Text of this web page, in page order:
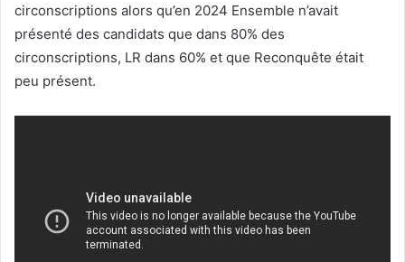
circonscriptions alors qu’en 2024 Ensemble n’avait
présenté des candidats que dans 80% des
circonscriptions, LR dans 60% et que Reconquête était
peu présent.